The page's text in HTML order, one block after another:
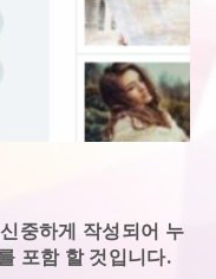
중하게 작성되어 누
포함 할 것입니다.